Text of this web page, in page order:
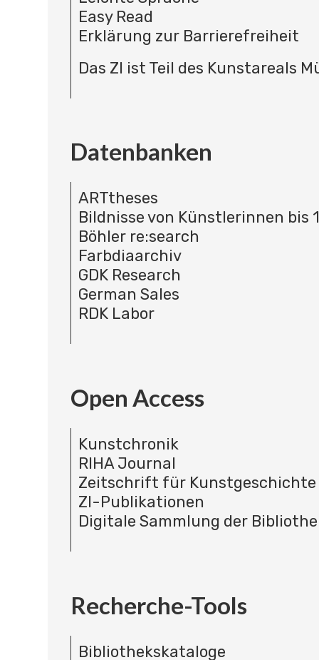
Easy Read
Erklärung zur Barrierefreiheit
Das ZI ist Teil des Kunstareals
Datenbanken
ARTtheses
Bildnisse von Künstlerinnen bis
Böhler re:search
Farbdiaarchiv
GDK Research
German Sales
RDK Labor
Open Access
Kunstchronik
RIHA Journal
Zeitschrift für Kunstgeschichte
ZI-Publikationen
Digitale Sammlung der
Recherche-Tools
Bibliothekskataloge